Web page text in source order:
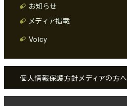
お知らせ
メディア掲載
Voicy
個人情報保護方針メディアの方へ